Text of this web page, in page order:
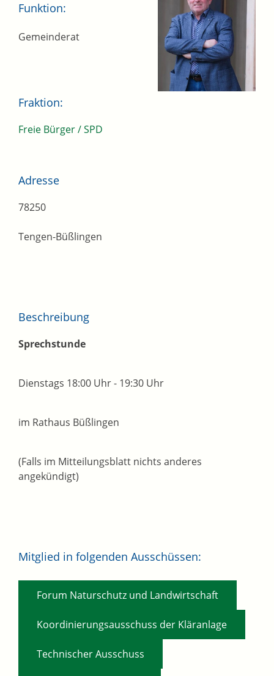
Funktion:
Gemeinderat
Fraktion:
Freie Bürger / SPD
Adresse
78250
Tengen-Büßlingen
Beschreibung
Sprechstunde
Dienstags 18:00 Uhr - 19:30 Uhr
im Rathaus Büßlingen
(Falls im Mitteilungsblatt nichts anderes
angekündigt)
Mitglied in folgenden Ausschüssen:
Forum Naturschutz und Landwirtschaft
Koordinierungsausschuss der Kläranlage
Technischer Ausschuss